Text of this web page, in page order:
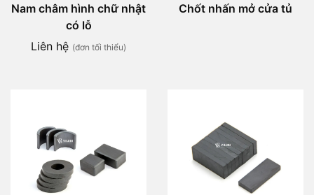
Nam châm hình chữ nhật
có lỗ
Liên hệ (đơn tối thiểu)
Chốt nhấn mở cửa tủ